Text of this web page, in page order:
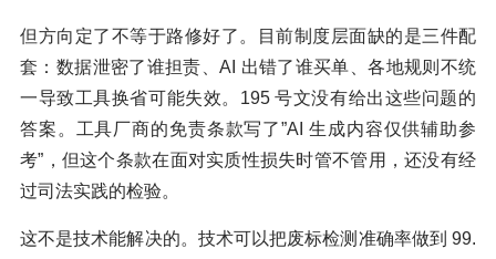
但方向定了不等于路修好了。目前制度层面缺的是三件配
套：数据泄密了谁担责、AI 出错了谁买单、各地规则不统
一导致工具换省可能失效。195 号文没有给出这些问题的
答案。工具厂商的免责条款写了”AI 生成内容仅供辅助参
考”，但这个条款在面对实质性损失时管不管用，还没有经
过司法实践的检验。
这不是技术能解决的。技术可以把废标检测准确率做到 99.